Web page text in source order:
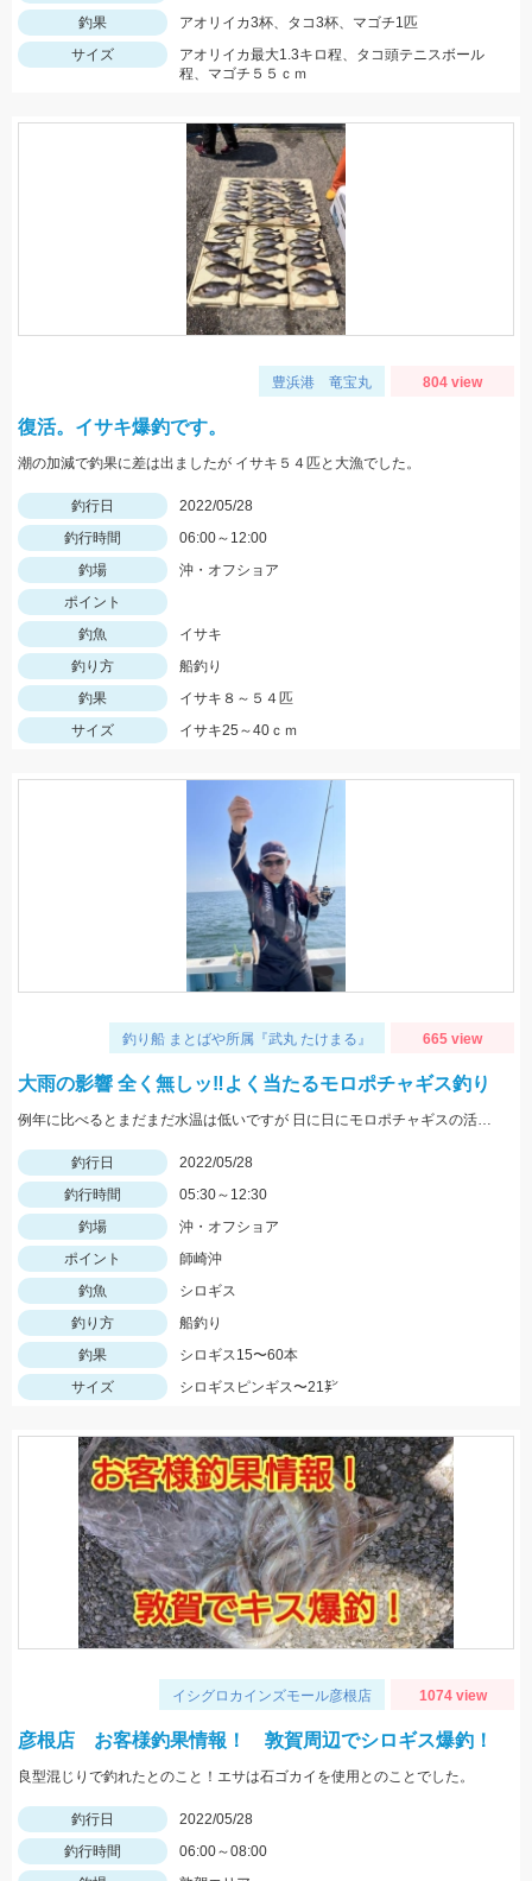
釣果
アオリイカ3杯、タコ3杯、マゴチ1匹
サイズ
アオリイカ最大1.3キロ程、タコ頭テニスボール
程、マゴチ５５ｃｍ
豊浜港 竜宝丸 804 view
復活。イサキ爆釣です。
潮の加減で釣果に差は出ましたが イサキ５４匹と大漁でした。
釣行日
2022/05/28
釣行時間
06:00～12:00
釣場
沖・オフショア
ポイント
釣魚
イサキ
釣り方
船釣り
釣果
イサキ８～５４匹
サイズ
イサキ25～40ｃｍ
釣り船 まとばや所属『武丸 たけまる』 665 view
大雨の影響 全く無しッ‼︎よく当たるモロポチャギス釣り
例年に比べるとまだまだ水温は低いですが 日に日にモロポチャギスの活性 高まってますよッ(^-^)
釣行日
2022/05/28
釣行時間
05:30～12:30
釣場
沖・オフショア
ポイント
師崎沖
釣魚
シロギス
釣り方
船釣り
釣果
シロギス15〜60本
サイズ
シロギスピンギス〜21㌢
イシグロカインズモール彦根店 1074 view
彦根店 お客様釣果情報！ 敦賀周辺でシロギス爆釣！
良型混じりで釣れたとのこと！エサは石ゴカイを使用とのことでした。
釣行日
2022/05/28
釣行時間
06:00～08:00